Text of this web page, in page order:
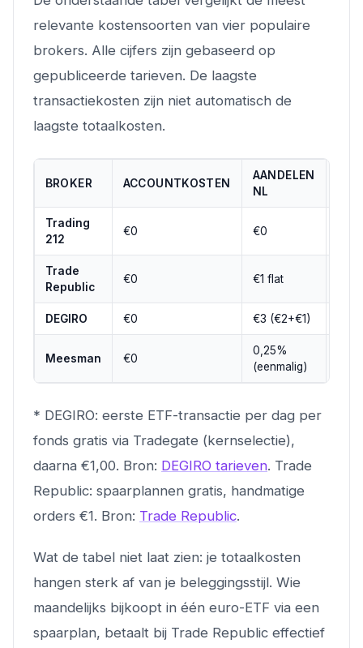
relevante kostensoorten van vier populaire
brokers. Alle cijfers zijn gebaseerd op
gepubliceerde tarieven. De laagste
transactiekosten zijn niet automatisch de
laagste totaalkosten.
BROKER ACCOUNTKOSTEN
AANDELEN
NL
Trading
212
€0 €0
Trade
Republic
€0 €1 flat
DEGIRO €0 €3 (€2+€1)
Meesman €0
0,25%
(eenmalig)
* DEGIRO: eerste ETF-transactie per dag per
fonds gratis via Tradegate (kernselectie),
daarna €1,00. Bron: DEGIRO tarieven. Trade
Republic: spaarplannen gratis, handmatige
orders €1. Bron: Trade Republic.
Wat de tabel niet laat zien: je totaalkosten
hangen sterk af van je beleggingsstijl. Wie
maandelijks bijkoopt in één euro-ETF via een
spaarplan, betaalt bij Trade Republic effectief